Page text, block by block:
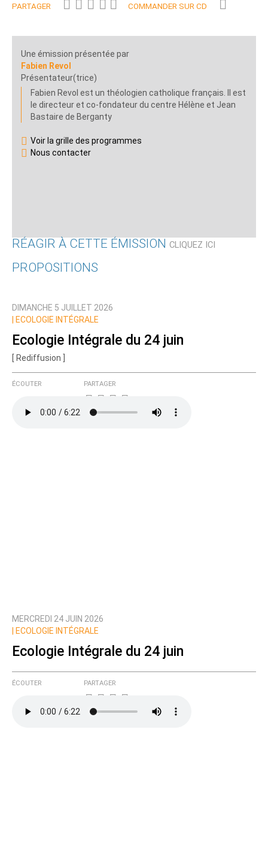
PARTAGER COMMANDER SUR CD
Une émission présentée par
Fabien Revol
Présentateur(trice)
Fabien Revol est un théologien catholique français. Il est
le directeur et co-fondateur du centre Hélène et Jean
Bastaire de Berganty
Voir la grille des programmes
Nous contacter
RÉAGIR À CETTE ÉMISSION CLIQUEZ ICI
Nom
Courriel (non publié)
Ajoutez votre commentaire ici
Prévenez-moi de tous les nouveaux commentaires
PROPOSITIONS
DIMANCHE 5 JUILLET 2026
ECOLOGIE INTÉGRALE
Ecologie Intégrale du 24 juin
[ Rediffusion ]
ÉCOUTER PARTAGER
MERCREDI 24 JUIN 2026
ECOLOGIE INTÉGRALE
Ecologie Intégrale du 24 juin
ÉCOUTER PARTAGER